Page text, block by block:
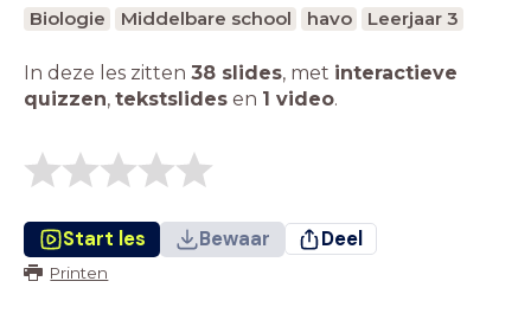
Biologie Middelbare school havo Leerjaar 3
In deze les zitten 38 slides, met interactieve
quizzen, tekstslides en 1 video.
Start les Bewaar Deel
Printen